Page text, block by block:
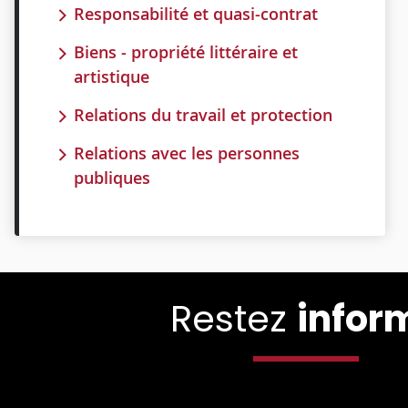
Responsabilité et quasi-contrat
Biens - propriété littéraire et
artistique
Relations du travail et protection
Relations avec les personnes
publiques
Restez